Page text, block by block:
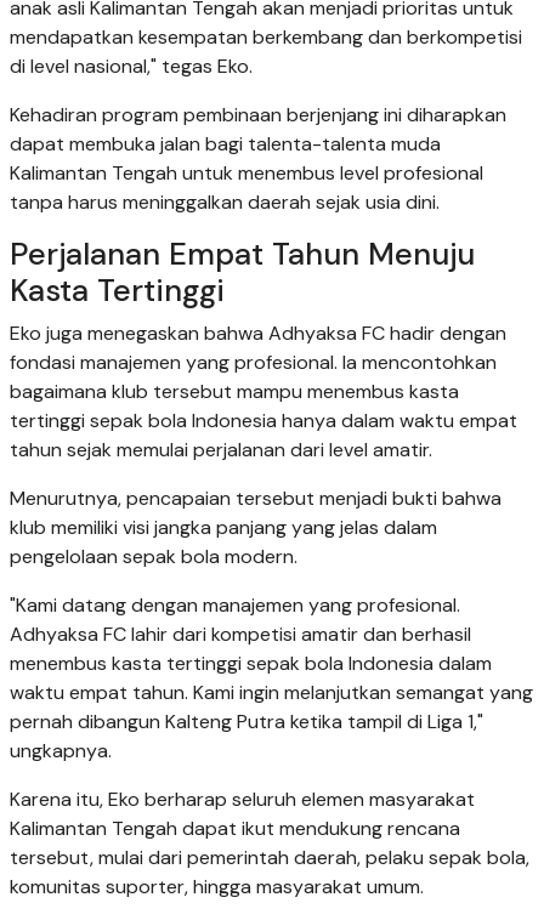
anak asli Kalimantan Tengah akan menjadi prioritas untuk
mendapatkan kesempatan berkembang dan berkompetisi
di level nasional," tegas Eko.
Kehadiran program pembinaan berjenjang ini diharapkan
dapat membuka jalan bagi talenta-talenta muda
Kalimantan Tengah untuk menembus level profesional
tanpa harus meninggalkan daerah sejak usia dini.
Perjalanan Empat Tahun Menuju
Kasta Tertinggi
Eko juga menegaskan bahwa Adhyaksa FC hadir dengan
fondasi manajemen yang profesional. Ia mencontohkan
bagaimana klub tersebut mampu menembus kasta
tertinggi sepak bola Indonesia hanya dalam waktu empat
tahun sejak memulai perjalanan dari level amatir.
Menurutnya, pencapaian tersebut menjadi bukti bahwa
klub memiliki visi jangka panjang yang jelas dalam
pengelolaan sepak bola modern.
"Kami datang dengan manajemen yang profesional.
Adhyaksa FC lahir dari kompetisi amatir dan berhasil
menembus kasta tertinggi sepak bola Indonesia dalam
waktu empat tahun. Kami ingin melanjutkan semangat yang
pernah dibangun Kalteng Putra ketika tampil di Liga 1,"
ungkapnya.
Karena itu, Eko berharap seluruh elemen masyarakat
Kalimantan Tengah dapat ikut mendukung rencana
tersebut, mulai dari pemerintah daerah, pelaku sepak bola,
komunitas suporter, hingga masyarakat umum.